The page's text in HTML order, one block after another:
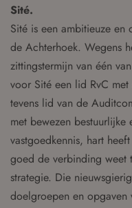
Sité.
Sité is een ambitieuze
de Achterhoek. Wegens
zittingstermijn van één
voor Sité een lid RvC
tevens lid van de
met bewezen
vastgoedkennis, hart
goed de verbinding weet
strategie. Die
doelgroepen en opgaven